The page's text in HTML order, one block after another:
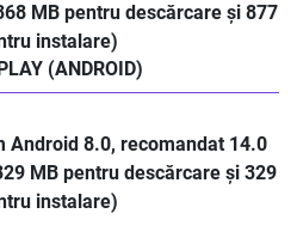
MB pentru descărcare și 877
instalare)
(ANDROID)
Android 8.0, recomandat 14.0
MB pentru descărcare și 329
instalare)